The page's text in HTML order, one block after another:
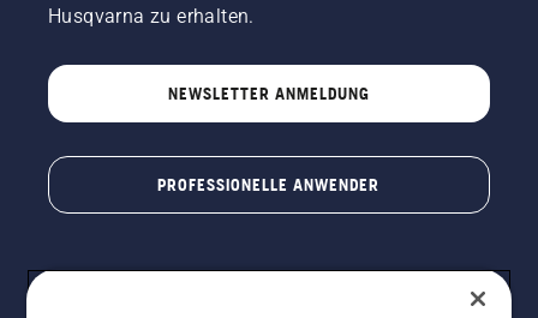
Husqvarna zu erhalten.
NEWSLETTER ANMELDUNG
PROFESSIONELLE ANWENDER